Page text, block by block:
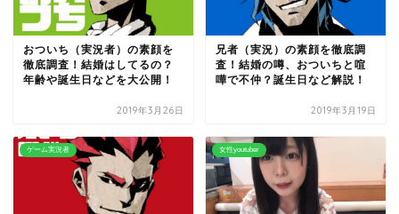
おついち（実況者）の素顔を
徹底調査！結婚はしてるの？
年齢や誕生日などを大公開！
2019年3月26日
兄者（実況）の素顔を徹底調
査！結婚の噂、おついちと喧
嘩で不仲？誕生日など解説！
2019年3月19日
ゲーム実況者 女性youtuber